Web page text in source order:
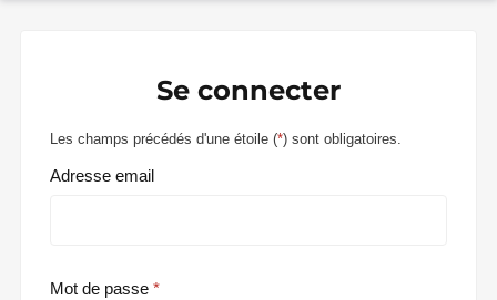
Se connecter
Les champs précédés d'une étoile (*) sont obligatoires.
Adresse email
Mot de passe